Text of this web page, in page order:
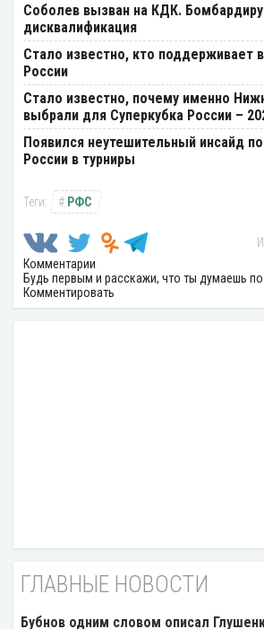
Соболев вызван на КДК. Бомбардиру
дисквалификация
Стало известно, кто поддерживает
России
Стало известно, почему именно
выбрали для Суперкубка России –
Появился неутешительный инсайд
России в турниры
РФС
Комментарии
Будь первым и расскажи, что ты думаешь по
Комментировать
ГЛАВНЫЕ НОВОСТИ
Бубнов одним словом описал